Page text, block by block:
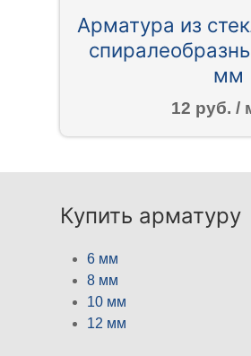
Арматура из
мм
12 руб. /
Купить арматуру
6 мм
8 мм
10 мм
12 мм